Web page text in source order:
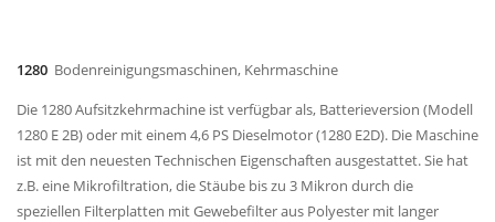
1280 Bodenreinigungsmaschinen, Kehrmaschine
Die 1280 Aufsitzkehrmachine ist verfügbar als, Batterieversion (Modell
1280 E 2B) oder mit einem 4,6 PS Dieselmotor (1280 E2D). Die Maschine
ist mit den neuesten Technischen Eigenschaften ausgestattet. Sie hat
z.B. eine Mikrofiltration, die Stäube bis zu 3 Mikron durch die
speziellen Filterplatten mit Gewebefilter aus Polyester mit langer